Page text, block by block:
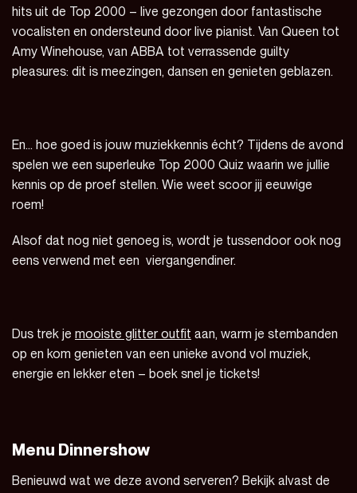
hits uit de Top 2000 – live gezongen door fantastische
vocalisten en ondersteund door live pianist. Van Queen tot
Amy Winehouse, van ABBA tot verrassende guilty
pleasures: dit is meezingen, dansen en genieten geblazen.
En… hoe goed is jouw muziekkennis écht? Tijdens de avond
spelen we een superleuke Top 2000 Quiz waarin we jullie
kennis op de proef stellen. Wie weet scoor jij eeuwige
roem!
Alsof dat nog niet genoeg is, wordt je tussendoor ook nog
eens verwend met een viergangendiner.
Dus trek je mooiste glitter outfit aan, warm je stembanden
op en kom genieten van een unieke avond vol muziek,
energie en lekker eten – boek snel je tickets!
Menu Dinnershow
Benieuwd wat we deze avond serveren? Bekijk alvast de